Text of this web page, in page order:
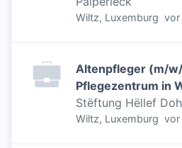
Wiltz, Luxemburg vor
Altenpfleger (m/
Pflegezentrum in
Stëftung Hëllef
Wiltz, Luxemburg vor